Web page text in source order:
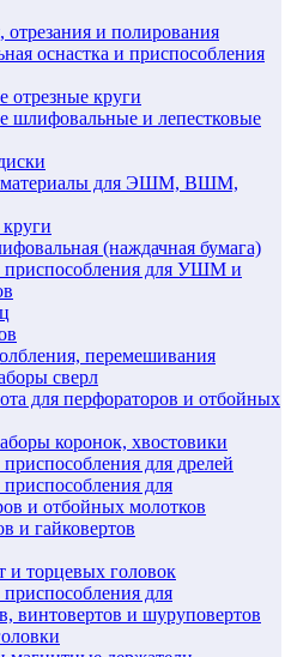
и полирования
оснастка и приспособления
отрезные круги
шлифовальные и лепестковые
материалы для ЭШМ, ВШМ,
(наждачная бумага)
приспособления для УШМ и
перемешивания
сверл
для перфораторов и отбойных
коронок, хвостовики
для дрелей
для
и отбойных молотков
и гайковертов
и торцевых головок
для
винтовертов и шуруповертов